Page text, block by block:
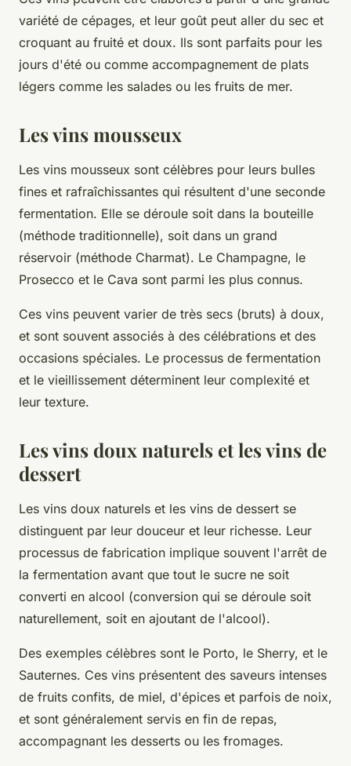
variété de cépages, et leur goût peut aller du sec et
croquant au fruité et doux. Ils sont parfaits pour les
jours d'été ou comme accompagnement de plats
légers comme les salades ou les fruits de mer.
Les vins mousseux
Les vins mousseux sont célèbres pour leurs bulles
fines et rafraîchissantes qui résultent d'une seconde
fermentation. Elle se déroule soit dans la bouteille
(méthode traditionnelle), soit dans un grand
réservoir (méthode Charmat). Le Champagne, le
Prosecco et le Cava sont parmi les plus connus.
Ces vins peuvent varier de très secs (bruts) à doux,
et sont souvent associés à des célébrations et des
occasions spéciales. Le processus de fermentation
et le vieillissement déterminent leur complexité et
leur texture.
Les vins doux naturels et les vins de
dessert
Les vins doux naturels et les vins de dessert se
distinguent par leur douceur et leur richesse. Leur
processus de fabrication implique souvent l'arrêt de
la fermentation avant que tout le sucre ne soit
converti en alcool (conversion qui se déroule soit
naturellement, soit en ajoutant de l'alcool).
Des exemples célèbres sont le Porto, le Sherry, et le
Sauternes. Ces vins présentent des saveurs intenses
de fruits confits, de miel, d'épices et parfois de noix,
et sont généralement servis en fin de repas,
accompagnant les desserts ou les fromages.